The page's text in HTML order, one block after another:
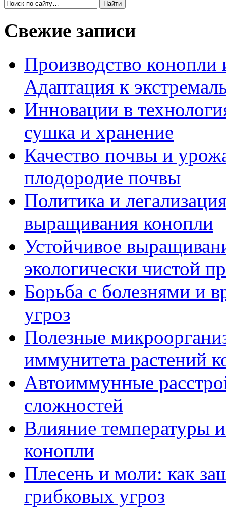
Свежие записи
Производство конопли
Адаптация к
Инновации в
сушка и хранение
Качество почвы и
плодородие почвы
Политика и
выращивания конопли
Устойчивое
экологически чистой
Борьба с болезнями и
угроз
Полезные
иммунитета растений
Автоиммунные
сложностей
Влияние температуры
конопли
Плесень и моли: как
грибковых угроз